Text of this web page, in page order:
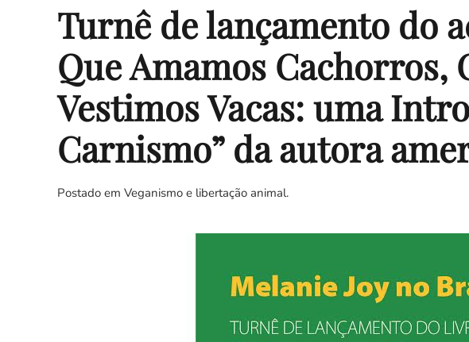
Turnê de lançamento do
Que Amamos Cachorros,
Vestimos Vacas: uma
Carnismo” da autora
Postado em Veganismo e libertação animal.